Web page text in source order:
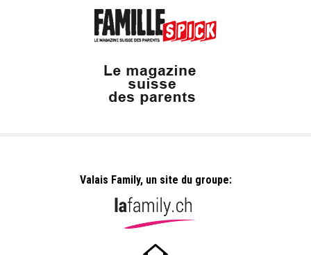
Valais Family, un site du groupe: